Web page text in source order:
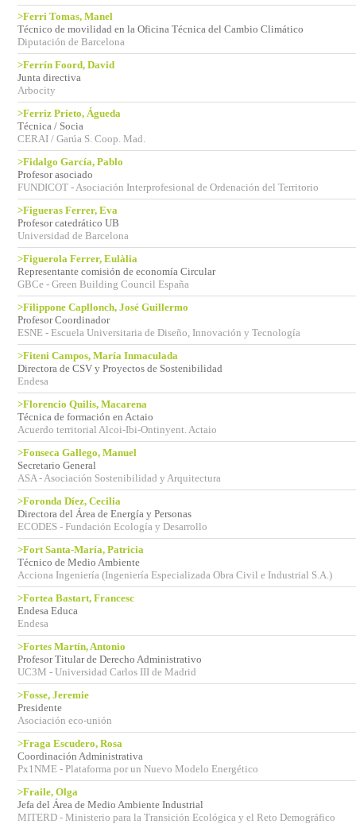
>Ferri Tomas, Manel
Técnico de movilidad en la Oficina Técnica del Cambio Climático
Diputación de Barcelona
>Ferrín Foord, David
Junta directiva
Arbocity
>Ferriz Prieto, Águeda
Técnica / Socia
CERAI / Garúa S. Coop. Mad.
>Fidalgo García, Pablo
Profesor asociado
FUNDICOT - Asociación Interprofesional de Ordenación del Territorio
>Figueras Ferrer, Eva
Profesor catedrático UB
Universidad de Barcelona
>Figuerola Ferrer, Eulàlia
Representante comisión de economía Circular
GBCe - Green Building Council España
>Filippone Capllonch, José Guillermo
Profesor Coordinador
ESNE - Escuela Universitaria de Diseño, Innovación y Tecnología
>Fiteni Campos, María Inmaculada
Directora de CSV y Proyectos de Sostenibilidad
Endesa
>Florencio Quilis, Macarena
Técnica de formación en Actaio
Acuerdo territorial Alcoi-Ibi-Ontinyent. Actaio
>Fonseca Gallego, Manuel
Secretario General
ASA - Asociación Sostenibilidad y Arquitectura
>Foronda Díez, Cecilia
Directora del Área de Energía y Personas
ECODES - Fundación Ecología y Desarrollo
>Fort Santa-María, Patricia
Técnico de Medio Ambiente
Acciona Ingeniería (Ingeniería Especializada Obra Civil e Industrial S.A.)
>Fortea Bastart, Francesc
Endesa Educa
Endesa
>Fortes Martín, Antonio
Profesor Titular de Derecho Administrativo
UC3M - Universidad Carlos III de Madrid
>Fosse, Jeremie
Presidente
Asociación eco-unión
>Fraga Escudero, Rosa
Coordinación Administrativa
Px1NME - Plataforma por un Nuevo Modelo Energético
>Fraile, Olga
Jefa del Área de Medio Ambiente Industrial
MITERD - Ministerio para la Transición Ecológica y el Reto Demográfico